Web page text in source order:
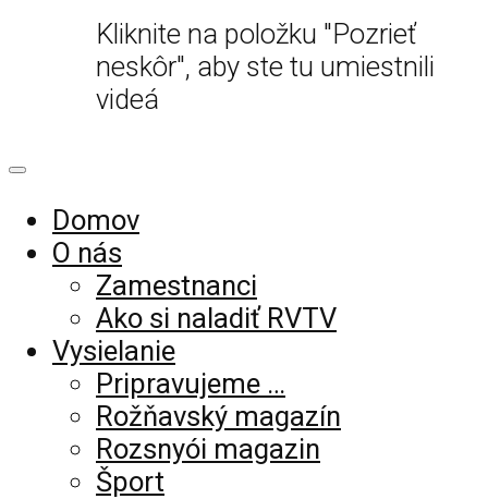
Kliknite na položku "Pozrieť
neskôr", aby ste tu umiestnili
videá
Domov
O nás
Zamestnanci
Ako si naladiť RVTV
Vysielanie
Pripravujeme …
Rožňavský magazín
Rozsnyói magazin
Šport